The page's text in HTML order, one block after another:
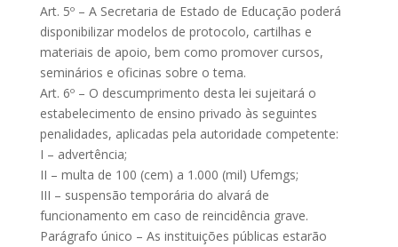
Art. 5º – A Secretaria de Estado de Educação poderá
disponibilizar modelos de protocolo, cartilhas e
materiais de apoio, bem como promover cursos,
seminários e oficinas sobre o tema.
Art. 6º – O descumprimento desta lei sujeitará o
estabelecimento de ensino privado às seguintes
penalidades, aplicadas pela autoridade competente:
I – advertência;
II – multa de 100 (cem) a 1.000 (mil) Ufemgs;
III – suspensão temporária do alvará de
funcionamento em caso de reincidência grave.
Parágrafo único – As instituições públicas estarão